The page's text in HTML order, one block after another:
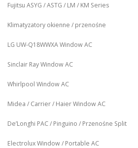
Fujitsu ASYG / ASTG / LM / KM Series
Klimatyzatory okienne / przenośne
LG UW‑Q18WWXA Window AC
Sinclair Ray Window AC
Whirlpool Window AC
Midea / Carrier / Haier Window AC
De’Longhi PAC / Pinguino / Przenośne Split
Electrolux Window / Portable AC